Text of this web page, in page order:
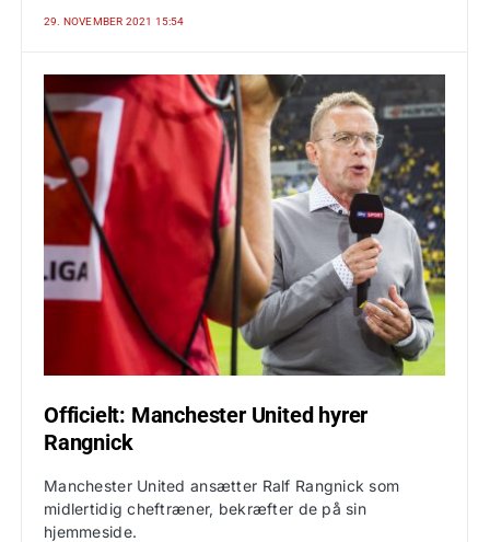
29. NOVEMBER 2021 15:54
Officielt: Manchester United hyrer
Rangnick
Manchester United ansætter Ralf Rangnick som
midlertidig cheftræner, bekræfter de på sin
hjemmeside.